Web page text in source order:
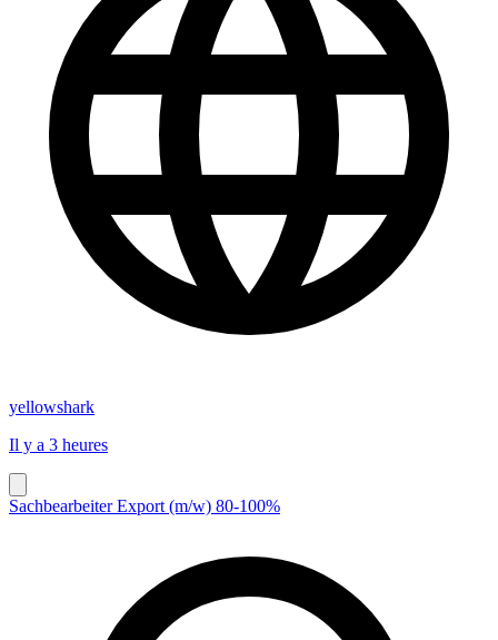
yellowshark
Il y a 3 heures
Sachbearbeiter Export (m/w) 80-100%